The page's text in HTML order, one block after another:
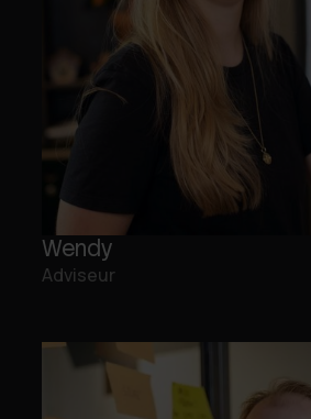
Wendy
Adviseur